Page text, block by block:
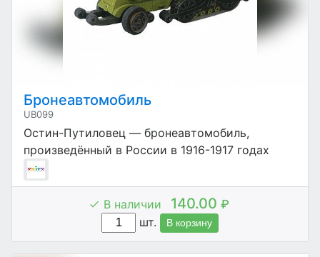
Бронеавтомобиль
UB099
Остин-Путиловец — бронеавтомобиль,
произведённый в России в 1916-1917 годах
В наличии 140.00 ₽
шт.
В корзину